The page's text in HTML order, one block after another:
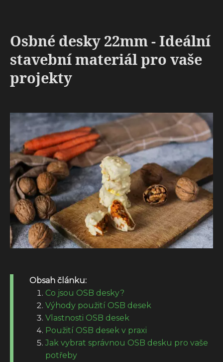
Osbné desky 22mm - Ideální
stavební materiál pro vaše
projekty
Obsah článku:
Co jsou OSB desky?
Výhody použití OSB desek
Vlastnosti OSB desek
Použití OSB desek v praxi
Jak vybrat správnou OSB desku pro vaše
potřeby